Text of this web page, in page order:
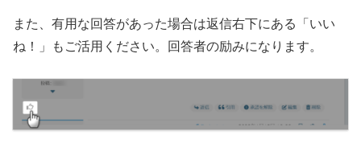
また、有用な回答があった場合は返信右下にある「いい
ね！」もご活用ください。回答者の励みになります。